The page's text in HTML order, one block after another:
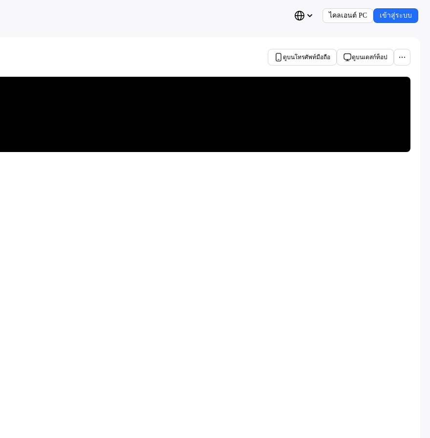
ไคลเอนต์ PC เข้าสู่ระบบ
ดูบนโทรศัพท์มือถือ ดูบนเดสก์ท็อป